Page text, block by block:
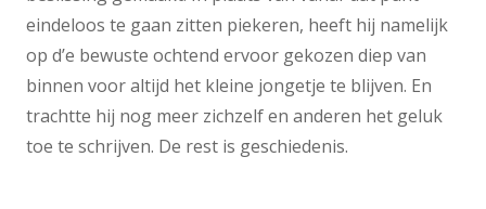
eindeloos te gaan zitten piekeren, heeft hij namelijk
op d’e bewuste ochtend ervoor gekozen diep van
binnen voor altijd het kleine jongetje te blijven. En
trachtte hij nog meer zichzelf en anderen het geluk
toe te schrijven. De rest is geschiedenis.